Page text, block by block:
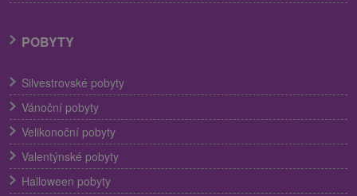
POBYTY
Silvestrovské pobyty
Vánoční pobyty
Velikonoční pobyty
Valentýnské pobyty
Halloween pobyty